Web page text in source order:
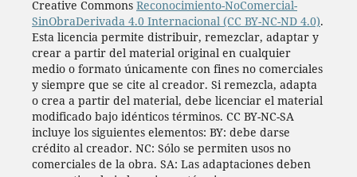
Creative Commons Reconocimiento-NoComercial-
SinObraDerivada 4.0 Internacional (CC BY-NC-ND 4.0).
Esta licencia permite distribuir, remezclar, adaptar y
crear a partir del material original en cualquier
medio o formato únicamente con fines no comerciales
y siempre que se cite al creador. Si remezcla, adapta
o crea a partir del material, debe licenciar el material
modificado bajo idénticos términos. CC BY-NC-SA
incluye los siguientes elementos: BY: debe darse
crédito al creador. NC: Sólo se permiten usos no
comerciales de la obra. SA: Las adaptaciones deben